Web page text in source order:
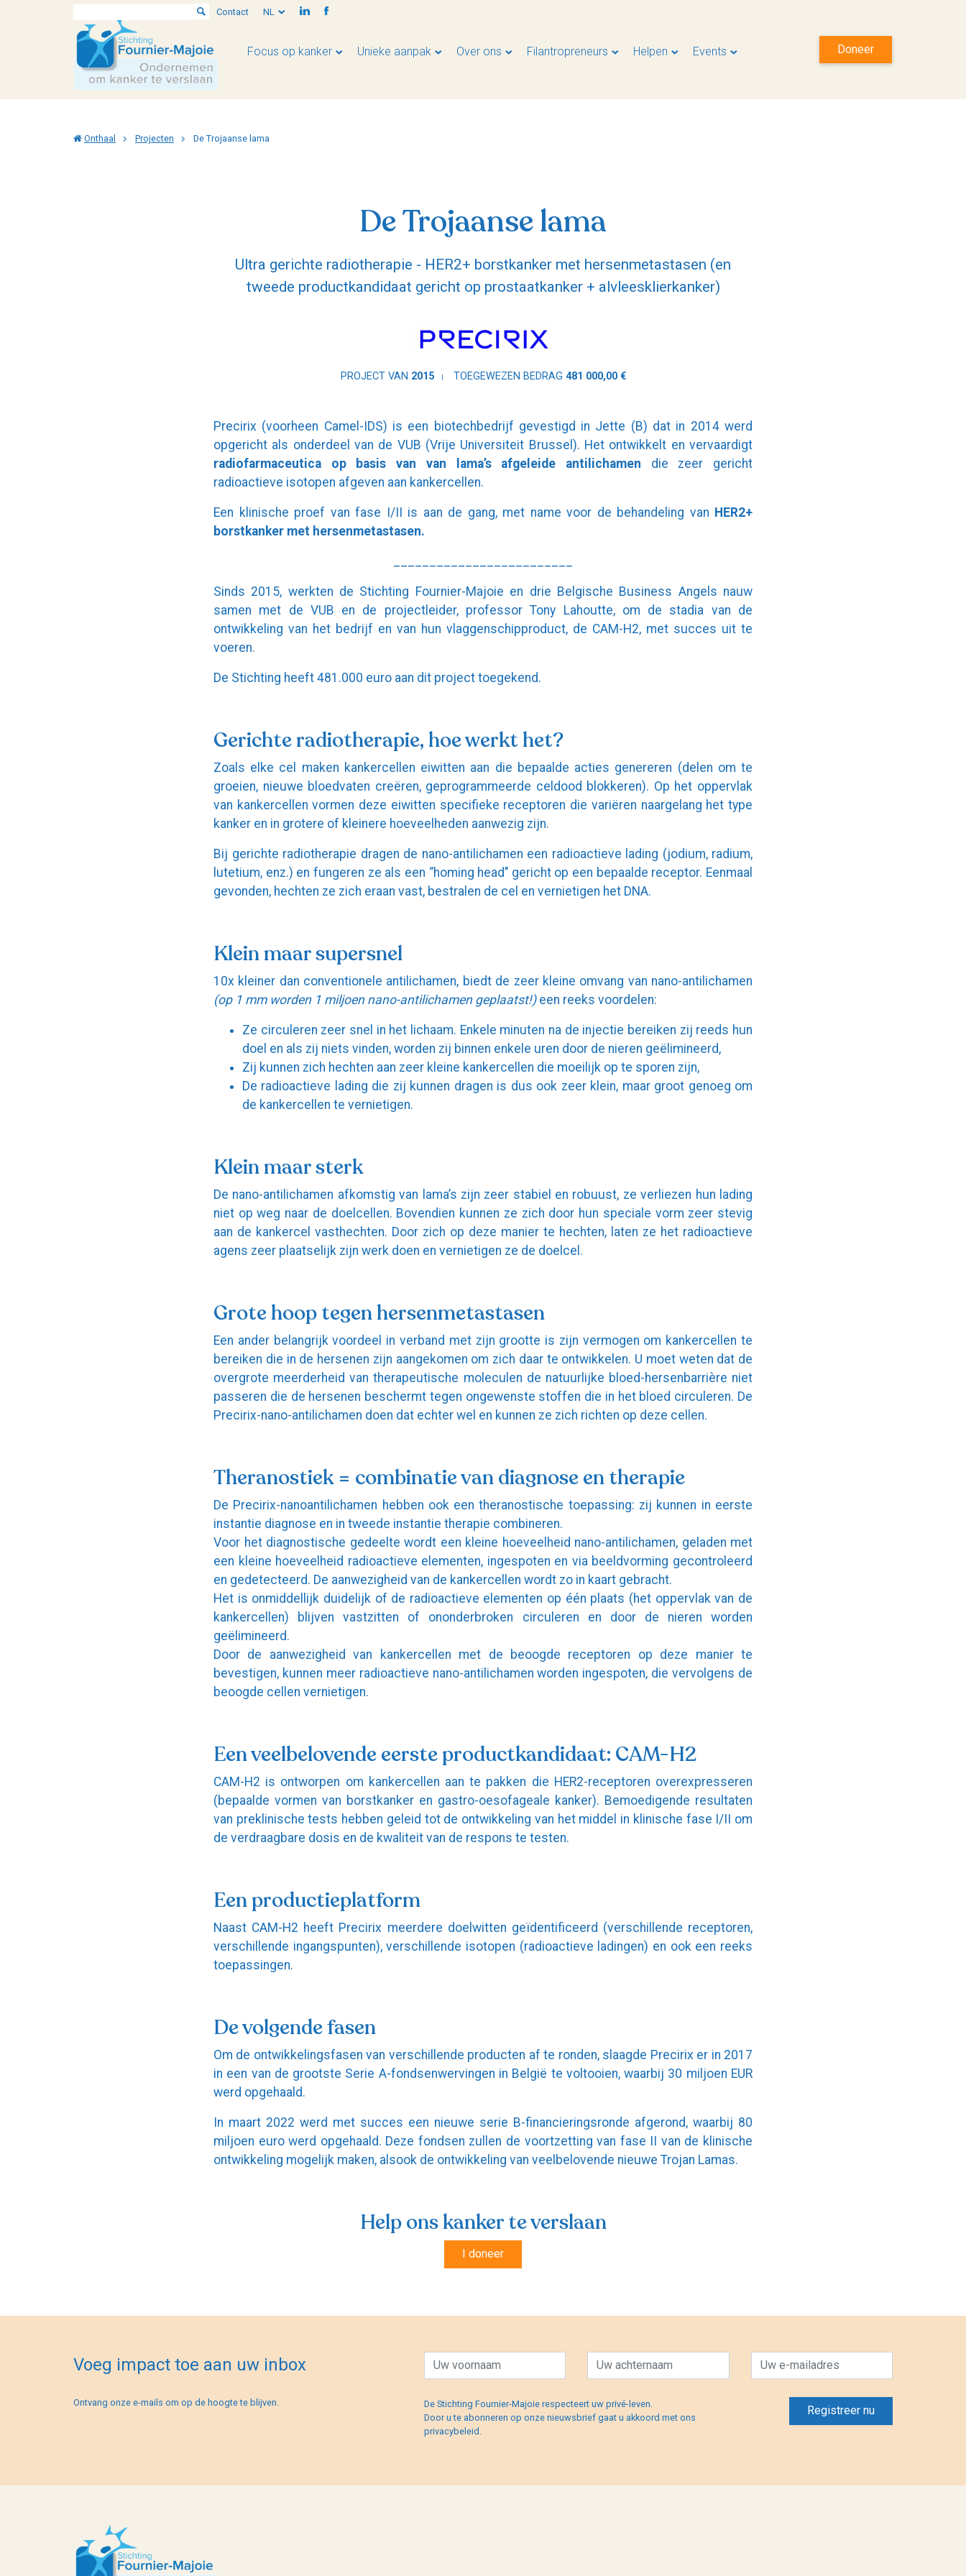
Focus op kanker Unieke aanpak Over ons Filantropreneurs Helpen Events
Contact NL
Doneer
Onthaal Projecten De Trojaanse lama
De Trojaanse lama
Ultra gerichte radiotherapie - HER2+ borstkanker met hersenmetastasen (en
tweede productkandidaat gericht op prostaatkanker + alvleesklierkanker)
PROJECT VAN 2015 TOEGEWEZEN BEDRAG 481 000,00 €
Precirix (voorheen Camel-IDS) is een biotechbedrijf gevestigd in Jette (B) dat in 2014 werd
opgericht als onderdeel van de VUB (Vrije Universiteit Brussel). Het ontwikkelt en vervaardigt
radiofarmaceutica op basis van van lama’s afgeleide antilichamen die zeer gericht
radioactieve isotopen afgeven aan kankercellen.
Een klinische proef van fase I/II is aan de gang, met name voor de behandeling van HER2+
borstkanker met hersenmetastasen.
Sinds 2015, werkten de Stichting Fournier-Majoie en drie Belgische Business Angels nauw
samen met de VUB en de projectleider, professor Tony Lahoutte, om de stadia van de
ontwikkeling van het bedrijf en van hun vlaggenschipproduct, de CAM-H2, met succes uit te
voeren.
De Stichting heeft 481.000 euro aan dit project toegekend.
Gerichte radiotherapie, hoe werkt het?
Zoals elke cel maken kankercellen eiwitten aan die bepaalde acties genereren (delen om te
groeien, nieuwe bloedvaten creëren, geprogrammeerde celdood blokkeren). Op het oppervlak
van kankercellen vormen deze eiwitten specifieke receptoren die variëren naargelang het type
kanker en in grotere of kleinere hoeveelheden aanwezig zijn.
Bij gerichte radiotherapie dragen de nano-antilichamen een radioactieve lading (jodium, radium,
lutetium, enz.) en fungeren ze als een ‘’homing head’’ gericht op een bepaalde receptor. Eenmaal
gevonden, hechten ze zich eraan vast, bestralen de cel en vernietigen het DNA.
Klein maar supersnel
10x kleiner dan conventionele antilichamen, biedt de zeer kleine omvang van nano-antilichamen
(op 1 mm worden 1 miljoen nano-antilichamen geplaatst!)een reeks voordelen:
Ze circuleren zeer snel in het lichaam. Enkele minuten na de injectie bereiken zij reeds hun
doel en als zij niets vinden, worden zij binnen enkele uren door de nieren geëlimineerd,
Zij kunnen zich hechten aan zeer kleine kankercellen die moeilijk op te sporen zijn,
De radioactieve lading die zij kunnen dragen is dus ook zeer klein, maar groot genoeg om
de kankercellen te vernietigen.
Klein maar sterk
De nano-antilichamen afkomstig van lama’s zijn zeer stabiel en robuust, ze verliezen hun lading
niet op weg naar de doelcellen. Bovendien kunnen ze zich door hun speciale vorm zeer stevig
aan de kankercel vasthechten. Door zich op deze manier te hechten, laten ze het radioactieve
agens zeer plaatselijk zijn werk doen en vernietigen ze de doelcel.
Grote hoop tegen hersenmetastasen
Een ander belangrijk voordeel in verband met zijn grootte is zijn vermogen om kankercellen te
bereiken die in de hersenen zijn aangekomen om zich daar te ontwikkelen. U moet weten dat de
overgrote meerderheid van therapeutische moleculen de natuurlijke bloed-hersenbarrière niet
passeren die de hersenen beschermt tegen ongewenste stoffen die in het bloed circuleren. De
Precirix-nano-antilichamen doen dat echter wel en kunnen ze zich richten op deze cellen.
Theranostiek = combinatie van diagnose en therapie
De Precirix-nanoantilichamen hebben ook een theranostische toepassing: zij kunnen in eerste
instantie diagnose en in tweede instantie therapie combineren.
Voor het diagnostische gedeelte wordt een kleine hoeveelheid nano-antilichamen, geladen met
een kleine hoeveelheid radioactieve elementen, ingespoten en via beeldvorming gecontroleerd
en gedetecteerd. De aanwezigheid van de kankercellen wordt zo in kaart gebracht.
Het is onmiddellijk duidelijk of de radioactieve elementen op één plaats (het oppervlak van de
kankercellen) blijven vastzitten of ononderbroken circuleren en door de nieren worden
geëlimineerd.
Door de aanwezigheid van kankercellen met de beoogde receptoren op deze manier te
bevestigen, kunnen meer radioactieve nano-antilichamen worden ingespoten, die vervolgens de
beoogde cellen vernietigen.
Een veelbelovende eerste productkandidaat: CAM-H2
CAM-H2 is ontworpen om kankercellen aan te pakken die HER2-receptoren overexpresseren
(bepaalde vormen van borstkanker en gastro-oesofageale kanker). Bemoedigende resultaten
van preklinische tests hebben geleid tot de ontwikkeling van het middel in klinische fase I/II om
de verdraagbare dosis en de kwaliteit van de respons te testen.
Een productieplatform
Naast CAM-H2 heeft Precirix meerdere doelwitten geïdentificeerd (verschillende receptoren,
verschillende ingangspunten), verschillende isotopen (radioactieve ladingen) en ook een reeks
toepassingen.
De volgende fasen
Om de ontwikkelingsfasen van verschillende producten af te ronden, slaagde Precirix er in 2017
in een van de grootste Serie A-fondsenwervingen in België te voltooien, waarbij 30 miljoen EUR
werd opgehaald.
In maart 2022 werd met succes een nieuwe serie B-financieringsronde afgerond, waarbij 80
miljoen euro werd opgehaald. Deze fondsen zullen de voortzetting van fase II van de klinische
ontwikkeling mogelijk maken, alsook de ontwikkeling van veelbelovende nieuwe Trojan Lamas.
Help ons kanker te verslaan
I doneer
Voeg impact toe aan uw inbox
Ontvang onze e-mails om op de hoogte te blijven.
De Stichting Fournier-Majoie respecteert uw privé-leven.
Door u te abonneren op onze nieuwsbrief gaat u akkoord met ons
privacybeleid.